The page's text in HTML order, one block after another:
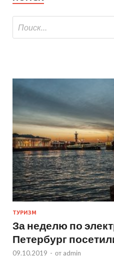
ТУРИЗМ
За неделю по
Петербург
09.10.2019 - от admin